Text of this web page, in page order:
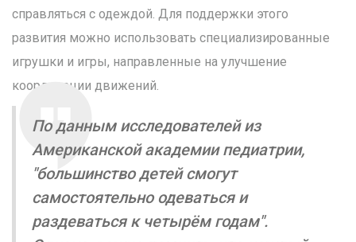
справляться с одеждой. Для поддержки этого
развития можно использовать специализированные
игрушки и игры, направленные на улучшение
координации движений.
По данным исследователей из
Американской академии педиатрии,
"большинство детей смогут
самостоятельно одеваться и
раздеваться к четырём годам".